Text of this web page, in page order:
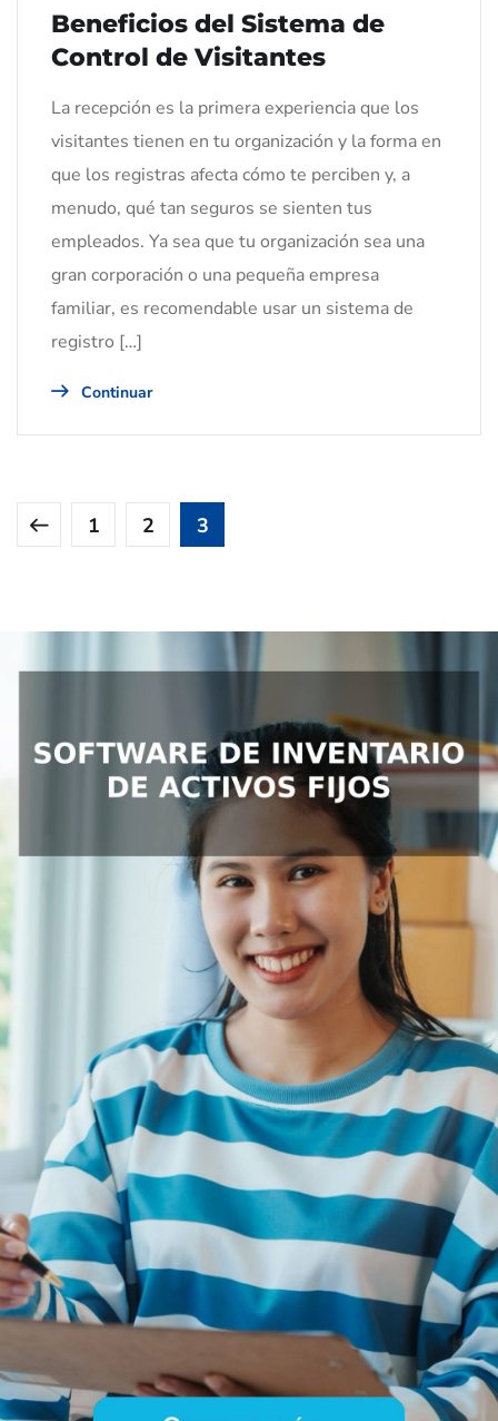
Beneficios del Sistema de
Control de Visitantes
La recepción es la primera experiencia que los
visitantes tienen en tu organización y la forma en
que los registras afecta cómo te perciben y, a
menudo, qué tan seguros se sienten tus
empleados. Ya sea que tu organización sea una
gran corporación o una pequeña empresa
familiar, es recomendable usar un sistema de
registro […]
Continuar
1 2 3